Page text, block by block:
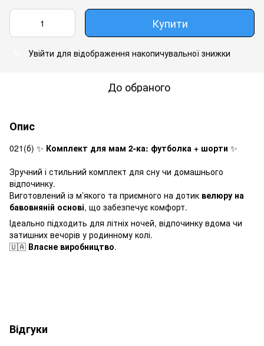
Купити
Увійти для відображення накопичувальної знижки
До обраного
Опис
021(б) ✨ Комплект для мам 2-ка: футболка + шорти ✨
Зручний і стильний комплект для сну чи домашнього
відпочинку.
Виготовлений із м’якого та приємного на дотик велюру на
бавовняній основі, що забезпечує комфорт.
Ідеально підходить для літніх ночей, відпочинку вдома чи
затишних вечорів у родинному колі.
🇺🇦 Власне виробництво.
Відгуки